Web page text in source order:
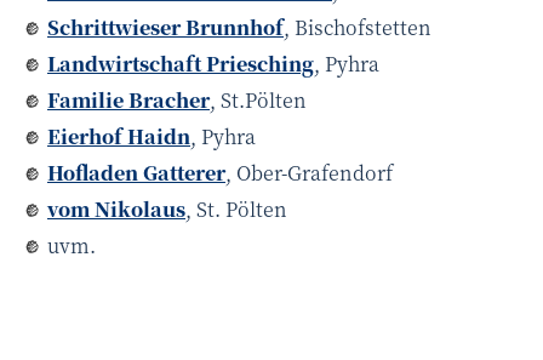
Schrittwieser Brunnhof, Bischofstetten
Landwirtschaft Priesching, Pyhra
Familie Bracher, St.Pölten
Eierhof Haidn, Pyhra
Hofladen Gatterer, Ober-Grafendorf
vom Nikolaus, St. Pölten
uvm.